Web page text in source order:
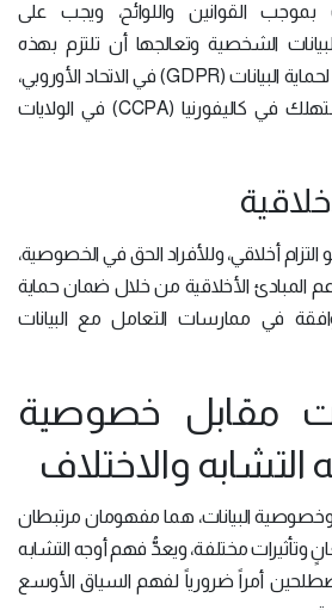
بموجب القوانين واللوائح، ويجب على
الشخصية وتعالجها أن تلتزم بهذه
اللوائح، مثل اللائحة العامة لحماية البيانات (GDPR) في الاتحاد الأوروبي،
أو قانون خصوصية المستهلك في كاليفورنيا (CCPA) في الولايات
أخلاقي، وللأفراد الحق في الخصوصية،
الأخلاقية من خلال ضمان حماية
في ممارسات التعامل مع البيانات
مقابل خصوصية
التشابه والاختلاف
وخصوصية البيانات، هما مفهومان مرتبطان
وتأثيرات مختلفة، ويعدُّ فهم أوجه التشابه
أمراً ضرورياً لفهم السياق الأوسع